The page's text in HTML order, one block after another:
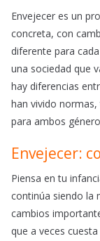
Envejecer es un
concreta, con
diferente para
una sociedad que
hay diferencias
han vivido
para ambos
Envejecer:
Piensa en tu
continúa siendo la
cambios
que a veces